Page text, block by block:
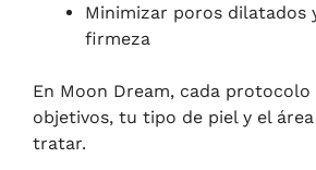
Minimizar poros dilatados
firmeza
En Moon Dream, cada
objetivos, tu tipo de piel y el
tratar.